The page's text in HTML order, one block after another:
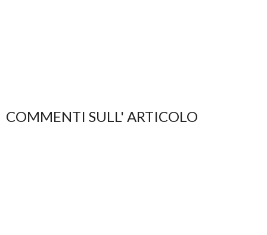
COMMENTI SULL' ARTICOLO